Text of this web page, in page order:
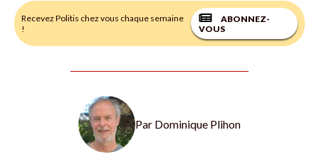
Recevez Politis chez vous chaque semaine
!
ABONNEZ-
VOUS
Par Dominique Plihon